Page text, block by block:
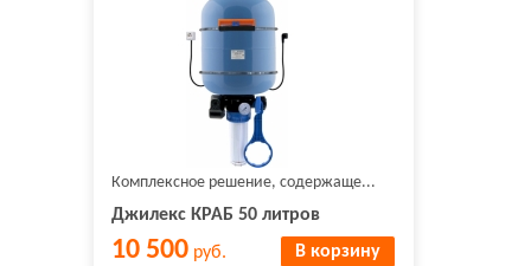
Комплексное решение, содержаще...
Джилекс КРАБ 50 литров
10 500 руб. В корзину